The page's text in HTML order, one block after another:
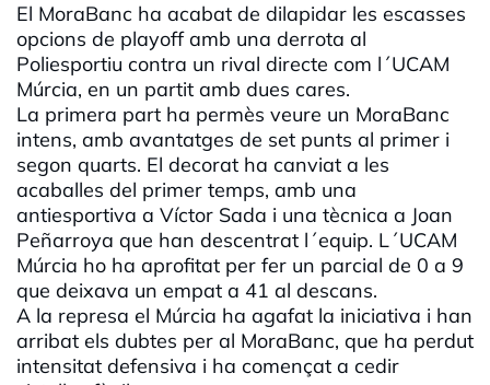
El MoraBanc ha acabat de dilapidar les escasses
opcions de playoff amb una derrota al
Poliesportiu contra un rival directe com l´UCAM
Múrcia, en un partit amb dues cares.
La primera part ha permès veure un MoraBanc
intens, amb avantatges de set punts al primer i
segon quarts. El decorat ha canviat a les
acaballes del primer temps, amb una
antiesportiva a Víctor Sada i una tècnica a Joan
Peñarroya que han descentrat l´equip. L´UCAM
Múrcia ho ha aprofitat per fer un parcial de 0 a 9
que deixava un empat a 41 al descans.
A la represa el Múrcia ha agafat la iniciativa i han
arribat els dubtes per al MoraBanc, que ha perdut
intensitat defensiva i ha començat a cedir